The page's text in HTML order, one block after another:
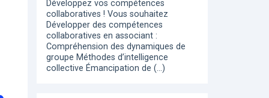
Développez vos compétences
collaboratives ! Vous souhaitez
Développer des compétences
collaboratives en associant :
Compréhension des dynamiques de
groupe Méthodes d’intelligence
collective Émancipation de (…)